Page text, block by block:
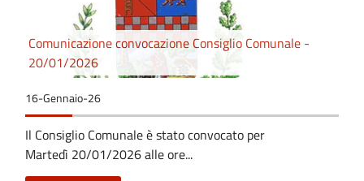
Comunicazione convocazione Consiglio Comunale -
20/01/2026
16-Gennaio-26
Il Consiglio Comunale è stato convocato per
Martedì 20/01/2026 alle ore...